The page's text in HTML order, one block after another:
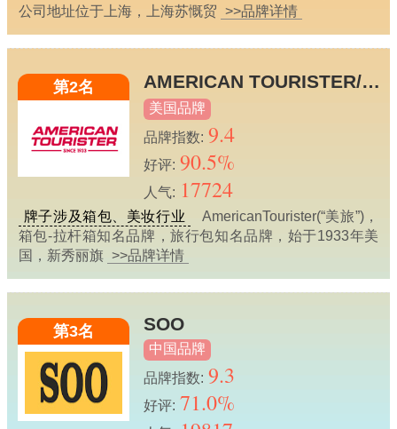
公司地址位于上海，上海苏慨贸 >>品牌详情
第2名 AMERICAN TOURISTER/美旅
美国品牌
品牌指数: 9.4
好评: 90.5%
人气: 17724
牌子涉及箱包、美妆行业
AmericanTourister(“美旅”)，
箱包-拉杆箱知名品牌，旅行包知名品牌，始于1933年美
国，新秀丽旗 >>品牌详情
第3名 SOO
中国品牌
品牌指数: 9.3
好评: 71.0%